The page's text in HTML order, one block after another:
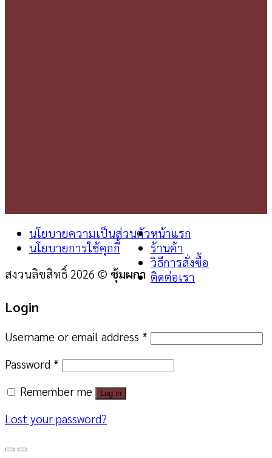
นโยบายความเป็นส่วนตัว
นโยบายการใช้คุกกี้
สงวนลิขสิทธิ์ 2026 © ซุ้มผกา
หน้าแรก
ร้านค้า
วิธีการสั่งซื้อ
ติดต่อเรา
Login
Username or email address *
Password *
Remember me
Log in
Lost your password?